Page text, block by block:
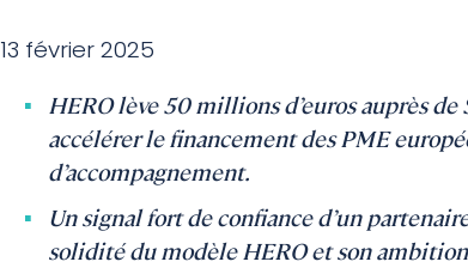
13 février 2025
HERO lève 50 millions d’euros auprès
accélérer le financement des PME
d’accompagnement.
Un signal fort de confiance d’un
solidité du modèle HERO et son